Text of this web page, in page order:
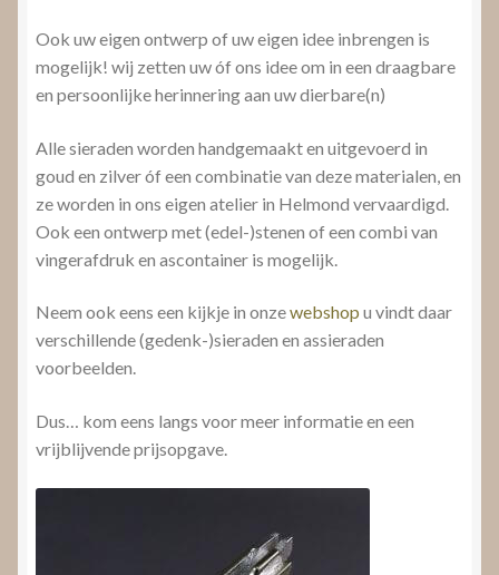
Ook uw eigen ontwerp of uw eigen idee inbrengen is
mogelijk! wij zetten uw óf ons idee om in een draagbare
en persoonlijke herinnering aan uw dierbare(n)
Alle sieraden worden handgemaakt en uitgevoerd in
goud en zilver óf een combinatie van deze materialen, en
ze worden in ons eigen atelier in Helmond vervaardigd.
Ook een ontwerp met (edel-)stenen of een combi van
vingerafdruk en ascontainer is mogelijk.
Neem ook eens een kijkje in onzewebshop u vindt daar
verschillende (gedenk-)sieraden en assieraden
voorbeelden.
Dus… kom eens langs voor meer informatie en een
vrijblijvende prijsopgave.